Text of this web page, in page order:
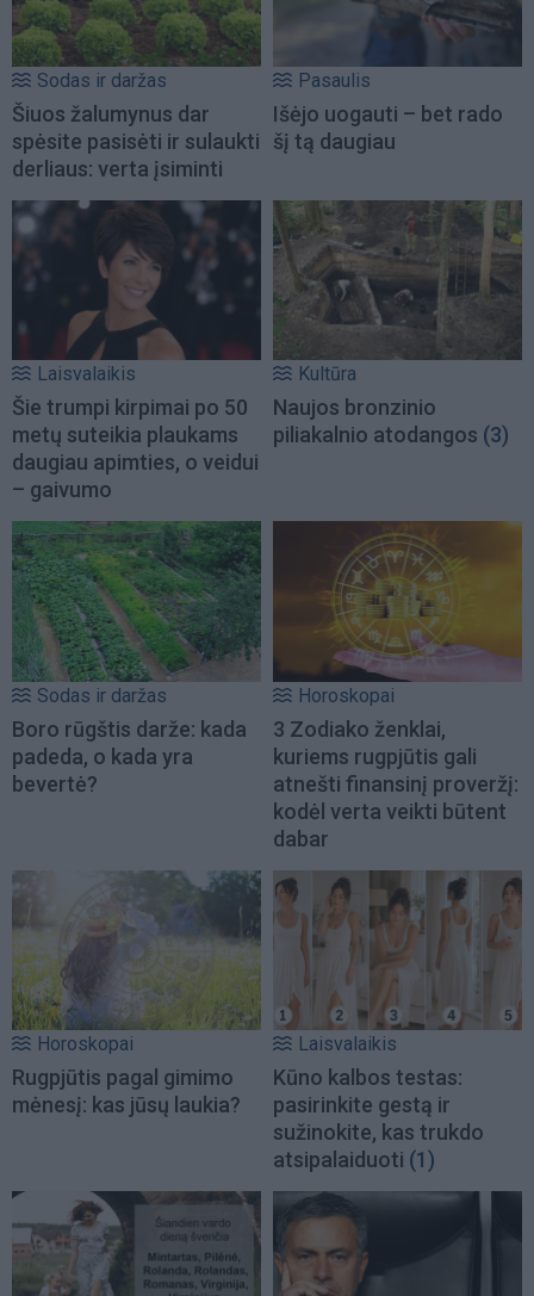
Sodas ir daržas
Šiuos žalumynus dar
spėsite pasisėti ir sulaukti
derliaus: verta įsiminti
Pasaulis
Išėjo uogauti – bet rado
šį tą daugiau
Laisvalaikis
Šie trumpi kirpimai po 50
metų suteikia plaukams
daugiau apimties, o veidui
– gaivumo
Kultūra
Naujos bronzinio
piliakalnio atodangos (3)
Sodas ir daržas
Boro rūgštis darže: kada
padeda, o kada yra
bevertė?
Horoskopai
3 Zodiako ženklai,
kuriems rugpjūtis gali
atnešti finansinį proveržį:
kodėl verta veikti būtent
dabar
Horoskopai
Rugpjūtis pagal gimimo
mėnesį: kas jūsų laukia?
Laisvalaikis
Kūno kalbos testas:
pasirinkite gestą ir
sužinokite, kas trukdo
atsipalaiduoti (1)